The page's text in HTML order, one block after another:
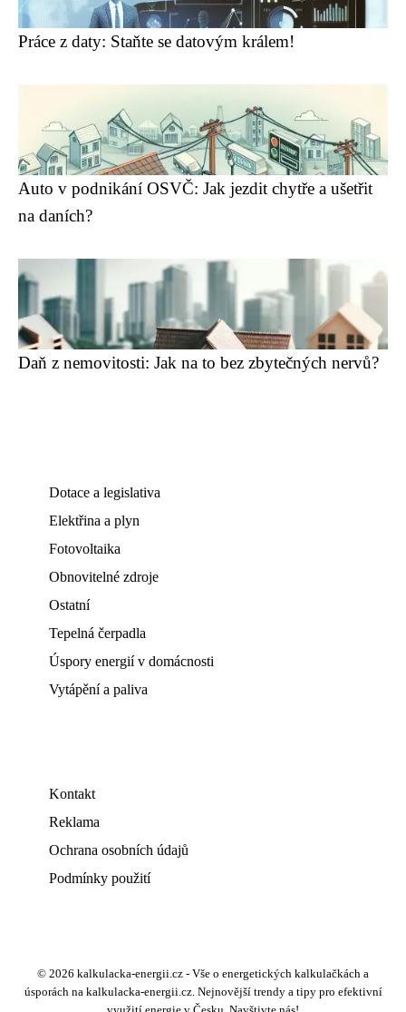
Práce z daty: Staňte se datovým králem!
Auto v podnikání OSVČ: Jak jezdit chytře a ušetřit
na daních?
Daň z nemovitosti: Jak na to bez zbytečných nervů?
Dotace a legislativa
Elektřina a plyn
Fotovoltaika
Obnovitelné zdroje
Ostatní
Tepelná čerpadla
Úspory energií v domácnosti
Vytápění a paliva
Kontakt
Reklama
Ochrana osobních údajů
Podmínky použití
© 2026 kalkulacka-energii.cz - Vše o energetických kalkulačkách a
úsporách na kalkulacka-energii.cz. Nejnovější trendy a tipy pro efektivní